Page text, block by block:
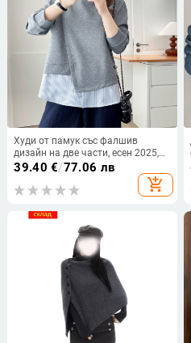
Худи от памук със фалшив
дизайн на две части, есен 2025,
модел със цветово съчетаване,
39.40 €/77.06 лв
add_shopping_cart